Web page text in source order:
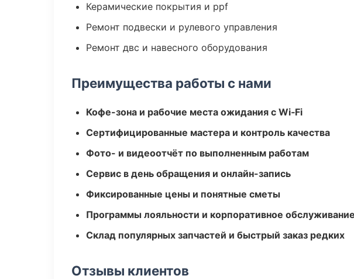
Керамические покрытия и ppf
Ремонт подвески и рулевого управления
Ремонт двс и навесного оборудования
Преимущества работы с нами
Кофе-зона и рабочие места ожидания с Wi‑Fi
Сертифицированные мастера и контроль качества
Фото- и видеоотчёт по выполненным работам
Сервис в день обращения и онлайн-запись
Фиксированные цены и понятные сметы
Программы лояльности и корпоративное обслуживание
Склад популярных запчастей и быстрый заказ редких
Отзывы клиентов